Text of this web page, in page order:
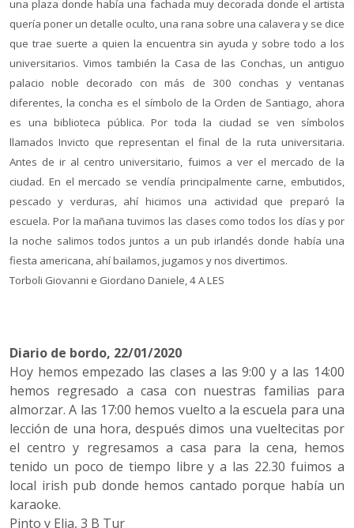
una plaza donde había una fachada muy decorada donde el artista
quería poner un detalle oculto, una rana sobre una calavera y se dice
que trae suerte a quien la encuentra sin ayuda y sobre todo a los
universitarios. Vimos también la Casa de las Conchas, un antiguo
palacio noble decorado con más de 300 conchas y ventanas
diferentes, la concha es el símbolo de la Orden de Santiago, ahora
es una biblioteca pública. Por toda la ciudad se ven símbolos
llamados Invicto que representan el final de la ruta universitaria.
Antes de ir al centro universitario, fuimos a ver el mercado de la
ciudad. En el mercado se vendía principalmente carne, embutidos,
pescado y verduras, ahí hicimos una actividad que preparó la
escuela. Por la mañana tuvimos las clases como todos los días y por
la noche salimos todos juntos a un pub irlandés donde había una
fiesta americana, ahí bailamos, jugamos y nos divertimos.
Torboli Giovanni e Giordano Daniele, 4 A LES
Diario de bordo, 22/01/2020
Hoy hemos empezado las clases a las 9:00 y a las 14:00
hemos regresado a casa con nuestras familias para
almorzar. A las 17:00 hemos vuelto a la escuela para una
lección de una hora, después dimos una vueltecitas por
el centro y regresamos a casa para la cena, hemos
tenido un poco de tiempo libre y a las 22.30 fuimos a
local irish pub donde hemos cantado porque había un
karaoke.
Pinto y Elia, 3 B Tur